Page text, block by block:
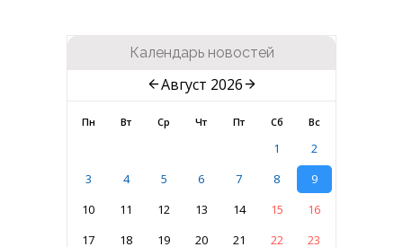
Календарь новостей
Август 2026
Пн Вт Ср Чт Пт Сб Вс
1
2
3
4 5 6 7 8
9
10
11 12 13 14 15
16
17
18 19 20 21 22
23